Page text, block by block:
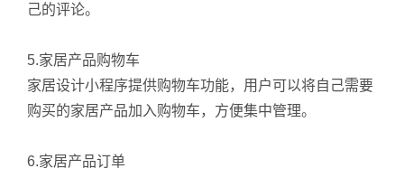
己的评论。
5.家居产品购物车
家居设计小程序提供购物车功能，用户可以将自己需要
购买的家居产品加入购物车，方便集中管理。
6.家居产品订单